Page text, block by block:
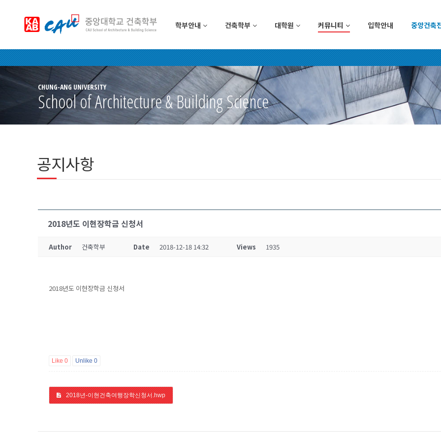
학부안내 건축학부 대학원 커뮤니티 입학안내 중앙건축
CHUNG-ANG UNIVERSITY
School of Architecture & Building Science
공지사항
2018년도 이현장학금 신청서
Author 건축학부 Date 2018-12-18 14:32 Views 1935
2018년도 이현장학금 신청서
Like 0 Unlike 0
2018년-이현건축여행장학신청서.hwp